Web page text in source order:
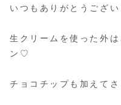
いつもありがとうござい
生クリームを使った外
ン♡
チョコチップも加えて